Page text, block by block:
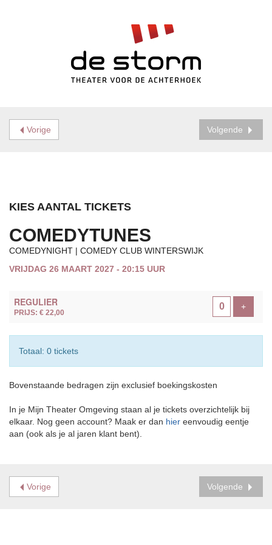
Vorige Volgende
KIES AANTAL TICKETS
COMEDYTUNES
COMEDYNIGHT | COMEDY CLUB WINTERSWIJK
VRIJDAG 26 MAART 2027 - 20:15 UUR
REGULIER
PRIJS: € 22,00
+Voeg
Totaal: 0 tickets
Bovenstaande bedragen zijn exclusief boekingskosten
In je Mijn Theater Omgeving staan al je tickets overzichtelijk bij
elkaar. Nog geen account? Maak er dan hier eenvoudig eentje
aan (ook als je al jaren klant bent).
Vorige Volgende